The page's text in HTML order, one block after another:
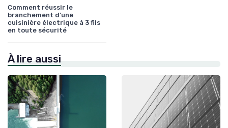
Comment réussir le
branchement d’une
cuisinière électrique à 3 fils
en toute sécurité
À lire aussi